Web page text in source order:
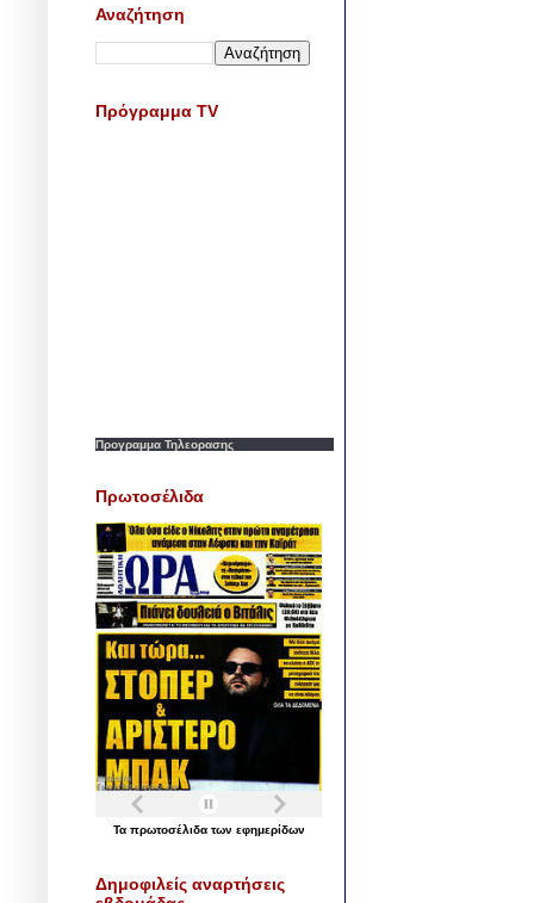
Αναζήτηση
Πρόγραμμα TV
Προγραμμα Τηλεορασης
Πρωτοσέλιδα
Τα πρωτοσέλιδα των εφημερίδων
Δημοφιλείς αναρτήσεις